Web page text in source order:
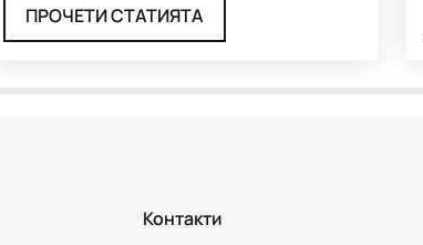
ПРОЧЕТИ СТАТИЯТА
Контакти